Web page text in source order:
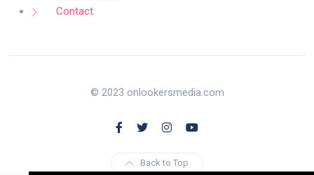
Contact
© 2023 onlookersmedia.com
Back to Top